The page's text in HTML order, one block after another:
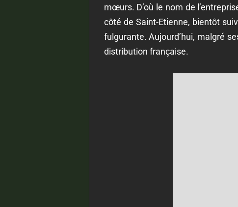
mœurs. D’où le nom de
côté de Saint-Etienne, bientôt
fulgurante. Aujourd’hui, malgré
distribution française.